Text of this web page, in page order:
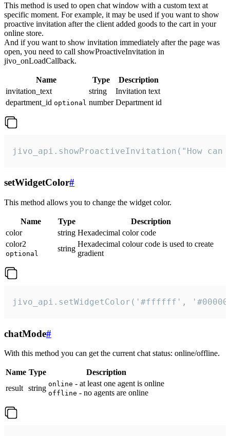
This method is used to open chat window with a custom text at
specific moment. For example, it may be used if you want to show
proactive invitation after the client added goods to the cart in your
online store.
And if you want to show invitation immediately after the page was
open, you need to call showProactiveInvitation in
jivo_onLoadCallback.
Name Type
Description
invitation_text
string
Invitation text
department_id optional number Department id
jivo_api.showProactiveInvitation("How
setWidgetColor#
This method allows you to change the widget color.
Name Type
Description
color
string Hexadecimal color code
color2
optional
string
Hexadecimal colour code is used to create
gradient
jivo_api.setWidgetColor('#ffffff',
chatMode#
With this method you can get the current chat status: online/offline.
Name Type
Description
result string online - at least one agent is online
offline - no agents are online